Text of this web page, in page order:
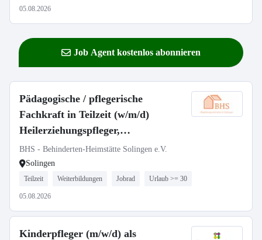
05.08.2026
Job Agent kostenlos abonnieren
Pädagogische / pflegerische
Fachkraft in Teilzeit (w/m/d)
Heilerziehungspfleger,
Sozialarbeiter, Sozialpädagoge,
Erzieher, Gesundheits- und
Krankenpfleger, Altenpfleger
BHS - Behinderten-Heimstätte Solingen e.V.
Solingen
Teilzeit Weiterbildungen Jobrad Urlaub >= 30
05.08.2026
Kinderpfleger (m/w/d) als